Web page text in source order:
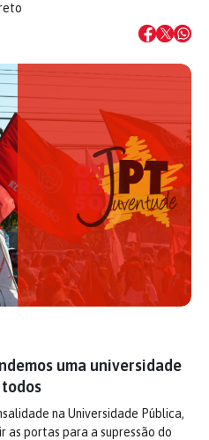
uma universidade
na Universidade Pública,
as portas para a supressão do